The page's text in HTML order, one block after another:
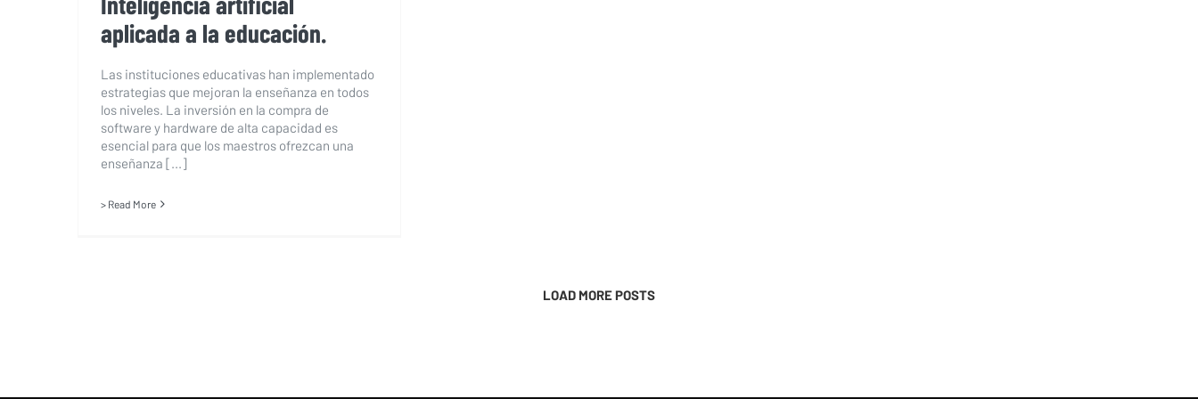
aplicada a la educación.
Las instituciones educativas han implementado
estrategias que mejoran la enseñanza en todos
los niveles. La inversión en la compra de
software y hardware de alta capacidad es
esencial para que los maestros ofrezcan una
enseñanza [...]
> Read More
LOAD MORE POSTS